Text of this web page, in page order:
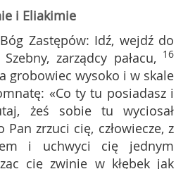
i Eliakimie
Zastępów: Idź, wejdź do
zarządcy pałacu, 16
grobowiec wysoko i w skale
«Co ty tu posiadasz i
żeś sobie tu wyciosał
Pan zrzuci cię, człowiecze, z
i uchwyci cię jednym
cię zwinie w kłębek jak